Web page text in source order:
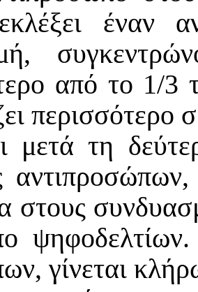
έναν
από το 1/3
περισσότερο
μετά τη
στους
γίνεται